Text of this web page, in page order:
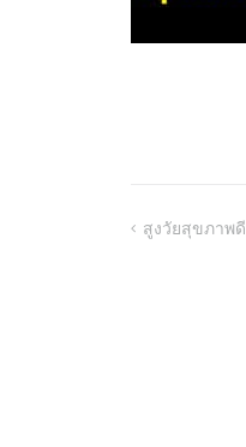
Post
สูงวัยสุขภาพดี